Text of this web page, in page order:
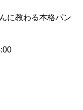
に教わる本格パン